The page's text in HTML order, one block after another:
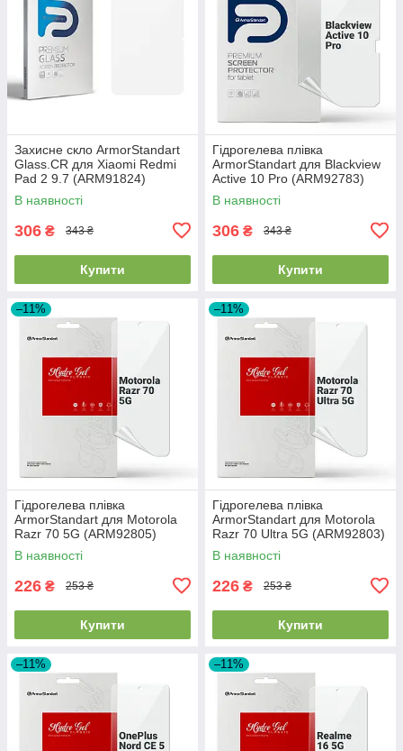
Захисне скло ArmorStandart
Glass.CR для Xiaomi Redmi
Pad 2 9.7 (ARM91824)
В наявності
306 ₴ 343 ₴
Купити
Гідрогелева плівка
ArmorStandart для Blackview
Active 10 Pro (ARM92783)
В наявності
306 ₴ 343 ₴
Купити
–11%
Гідрогелева плівка
ArmorStandart для Motorola
Razr 70 5G (ARM92805)
В наявності
226 ₴ 253 ₴
Купити
–11%
Гідрогелева плівка
ArmorStandart для Motorola
Razr 70 Ultra 5G (ARM92803)
В наявності
226 ₴ 253 ₴
Купити
–11% –11%